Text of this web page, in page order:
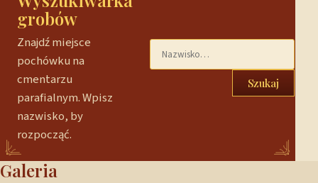
grobów
Znajdź miejsce
pochówku na
cmentarzu
parafialnym. Wpisz
nazwisko, by
rozpocząć.
Szukaj
Galeria